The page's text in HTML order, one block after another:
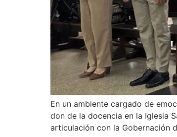
En un ambiente cargado de
don de la docencia en la Iglesia
articulación con la Gobernación